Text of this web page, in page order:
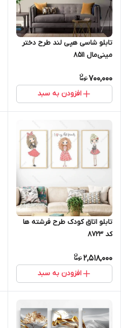
تابلو شاسی هپی لند طرح دختر
مینی‌مال 8511
700,000
افزودن به سبد
تابلو اتاق کودک طرح فرشته ها
کد 8723
2,518,000
افزودن به سبد